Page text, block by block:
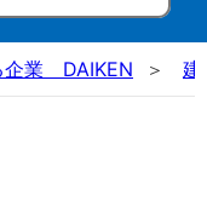
企業 DAIKEN 建